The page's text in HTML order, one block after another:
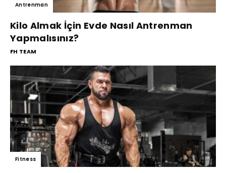
Antrenman
Kilo Almak İçin Evde Nasıl Antrenman
Yapmalısınız?
FH TEAM
Fitness